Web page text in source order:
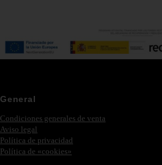
General
Condiciones generales de venta
Aviso legal
Política de privacidad
Política de «cookies»